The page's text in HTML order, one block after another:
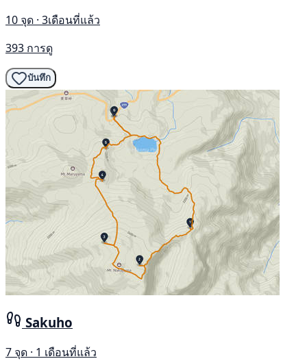
10 จุด · 3เดือนที่แล้ว
393 การดู
บันทึก
Sakuho
7 จุด · 1 เดือนที่แล้ว